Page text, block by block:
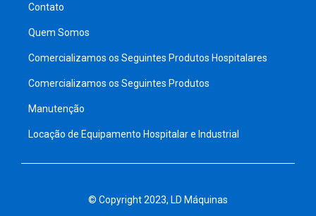
Contato
Quem Somos
Comercializamos os Seguintes Produtos Hospitalares
Comercializamos os Seguintes Produtos
Manutenção
Locação de Equipamento Hospitalar e Industrial
© Copyright 2023, LD Máquinas